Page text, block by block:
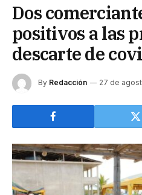
Dos
positivos a las
descarte de
By Redacción 27 de